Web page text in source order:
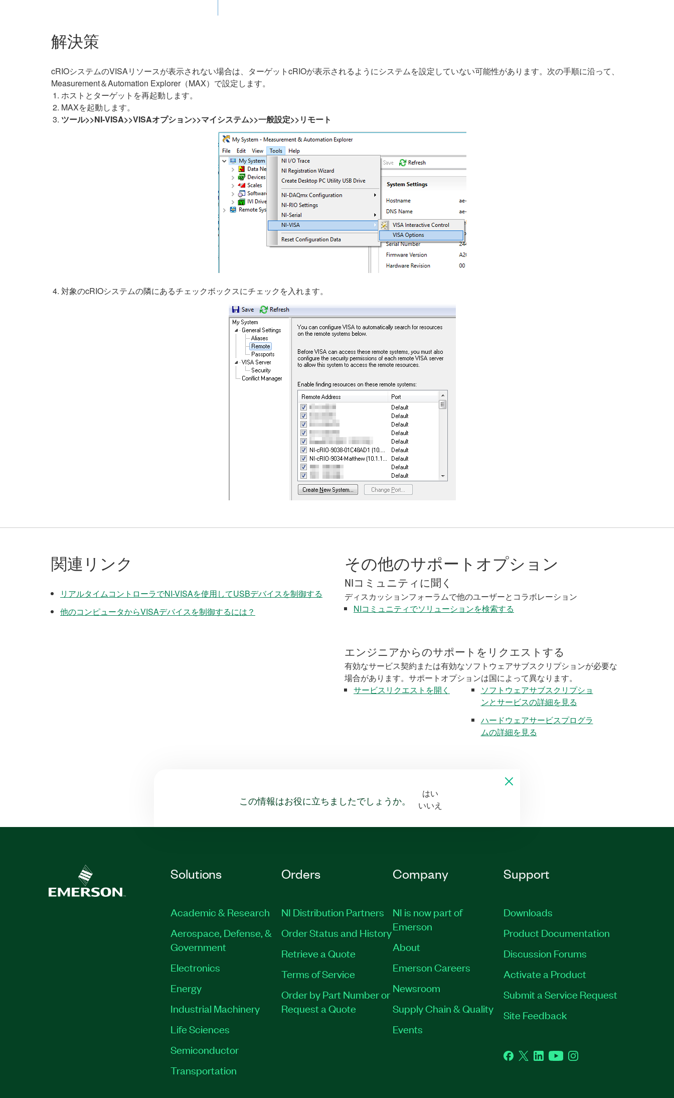
解決策
cRIOシステムのVISAリソースが表示されない場合は、ターゲットcRIOが表示されるようにシステムを設定していない可能性があります。次の手順に沿って、
Measurement＆Automation Explorer（MAX）で設定します。
ホストとターゲットを再起動します。
MAXを起動します。
ツール>>NI-VISA>>VISAオプション>>マイシステム>>一般設定>>リモート
対象のcRIOシステムの隣にあるチェックボックスにチェックを入れます。
関連リンク
リアルタイムコントローラでNI-VISAを使用してUSBデバイスを制御する
他のコンピュータからVISAデバイスを制御するには？
その他のサポートオプション
NIコミュニティに聞く
ディスカッションフォーラムで他のユーザーとコラボレーション
NIコミュニティでソリューションを検索する
エンジニアからのサポートをリクエストする
有効なサービス契約または有効なソフトウェアサブスクリプションが必要な
場合があります。サポートオプションは国によって異なります。
サービスリクエストを開く
ソフトウェアサブスクリプショ
ンとサービスの詳細を見る
ハードウェアサービスプログラ
ムの詳細を見る
この情報はお役に立ちましたでしょうか。
はい
いいえ
Solutions
Academic & Research
Aerospace, Defense, &
Government
Electronics
Energy
Industrial Machinery
Life Sciences
Semiconductor
Transportation
Orders
NI Distribution Partners
Order Status and History
Retrieve a Quote
Terms of Service
Order by Part Number or
Request a Quote
Company
NI is now part of
Emerson
About
Emerson Careers
Newsroom
Supply Chain & Quality
Events
Support
Downloads
Product Documentation
Discussion Forums
Activate a Product
Submit a Service Request
Site Feedback
Facebook
TwitterLinkedInYouTubeInstagram